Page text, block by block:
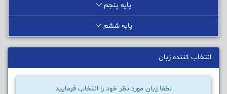
پایه پنجم
پایه ششم
انتخاب کننده زبان
لطفا زبان مورد نظر خود را انتخاب فرمایید